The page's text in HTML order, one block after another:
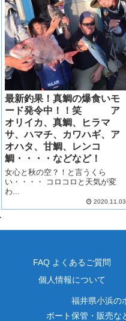
最新釣果！真鯛の爆食いモ
ード発令中！！笑 ア
オリイカ、真鯛、ヒラマ
サ、ハマチ、カワハギ、ア
オハタ、甘鯛、レンコ
鯛・・・・などなど！
女心と秋の空？！と言うくら
い・・・・ コロコロと天気が変
わ...
2020.11.03
FAQ よくあるご質問
個人情報について
福井県小浜の
ボート保管・販売な